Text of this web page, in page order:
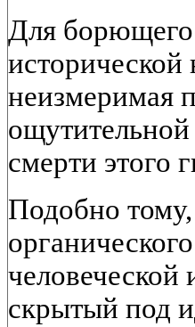
Для
исторической
неизмеримая
ощутительной
смерти этого
Подобно
человеческой
скрытый под